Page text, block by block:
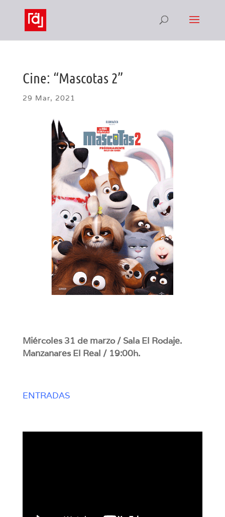
Cine: “Mascotas 2”
29 Mar, 2021
Miércoles 31 de marzo / Sala El Rodaje.
Manzanares El Real / 19:00h.
ENTRADAS